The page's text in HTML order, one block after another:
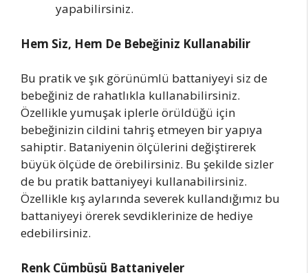
yapabilirsiniz.
Hem Siz, Hem De Bebeğiniz Kullanabilir
Bu pratik ve şık görünümlü battaniyeyi siz de
bebeğiniz de rahatlıkla kullanabilirsiniz.
Özellikle yumuşak iplerle örüldüğü için
bebeğinizin cildini tahriş etmeyen bir yapıya
sahiptir. Bataniyenin ölçülerini değiştirerek
büyük ölçüde de örebilirsiniz. Bu şekilde sizler
de bu pratik battaniyeyi kullanabilirsiniz.
Özellikle kış aylarında severek kullandığımız bu
battaniyeyi örerek sevdiklerinize de hediye
edebilirsiniz.
Renk Cümbüşü Battaniyeler